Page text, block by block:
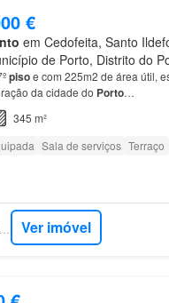
€
em Cedofeita, Santo
de Porto, Distrito do
pisoe com 225m2 de área útil,
da cidade do Porto…
345 m²
Sala de serviços Terraço
Ver imóvel